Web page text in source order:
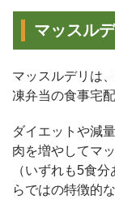
マッスル
マッスルデリは
凍弁当の食事宅
ダイエットや減
肉を増やしてマ
（いずれも5食
らではの特徴的